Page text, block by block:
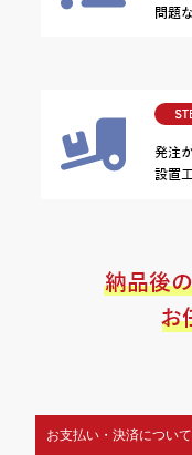
お支払い・決済について